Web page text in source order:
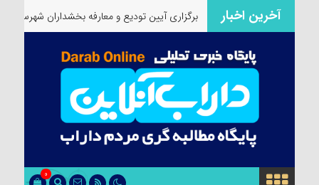
آخرین اخبار
مسئولان است ۞ برگزاری آیین تودیع و معارفه بخشداران شهرستان
0